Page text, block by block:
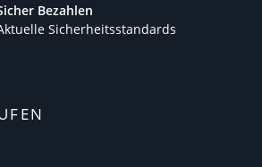
Bezahlen
Sicherheitsstandards